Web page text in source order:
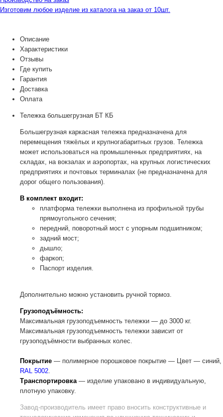
Изготовим любое изделие из каталога на заказ от 10шт.
Описание
Характеристики
Отзывы
Где купить
Гарантия
Доставка
Оплата
Тележка большегрузная БТ КБ
Большегрузная каркасная тележка предназначена для
перемещения тяжёлых и крупногабаритных грузов. Тележка
может использоваться на промышленных предприятиях, на
складах, на вокзалах и аэропортах, на крупных логистических
предприятиях и почтовых терминалах (не предназначена для
дорог общего пользования).
В комплект входит:
платформа тележки выполнена из профильной трубы
прямоугольного сечения;
передний, поворотный мост с упорным подшипником;
задний мост;
дышло;
фаркоп;
Паспорт изделия.
Дополнительно можно установить ручной тормоз.
Грузоподъёмность:
Максимальная грузоподъемность тележки — до 3000 кг.
Максимальная грузоподъемность тележки зависит от
грузоподъёмности выбранных колес.
Покрытие — полимерное порошковое покрытие — Цвет — синий,
RAL 5002.
Транспортировка— изделие упаковано в индивидуальную,
плотную упаковку.
Завод-производитель имеет право вносить конструктивные и